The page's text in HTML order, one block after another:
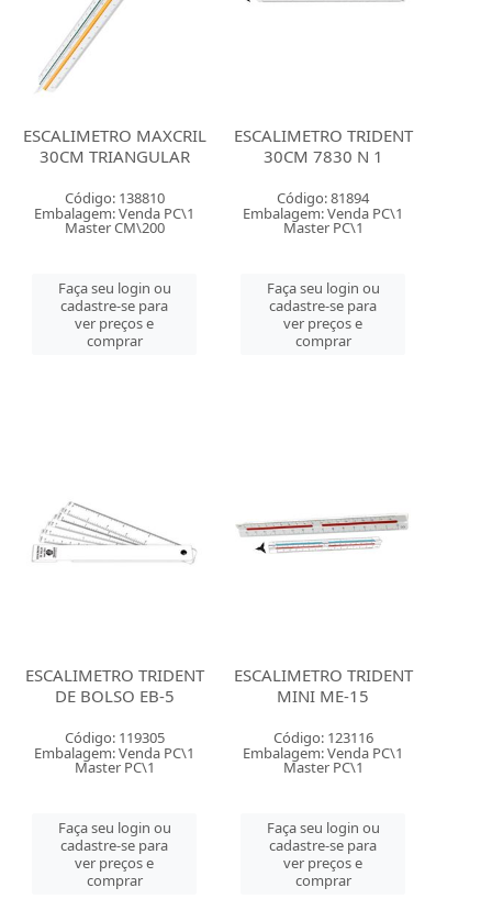
ESCALIMETRO MAXCRIL
30CM TRIANGULAR
Código: 138810
Embalagem: Venda PC\1
Master CM\200
Faça seu login ou
cadastre-se para
ver preços e
comprar
ESCALIMETRO TRIDENT
30CM 7830 N 1
Código: 81894
Embalagem: Venda PC\1
Master PC\1
Faça seu login ou
cadastre-se para
ver preços e
comprar
ESCALIMETRO TRIDENT
DE BOLSO EB-5
Código: 119305
Embalagem: Venda PC\1
Master PC\1
Faça seu login ou
cadastre-se para
ver preços e
comprar
ESCALIMETRO TRIDENT
MINI ME-15
Código: 123116
Embalagem: Venda PC\1
Master PC\1
Faça seu login ou
cadastre-se para
ver preços e
comprar